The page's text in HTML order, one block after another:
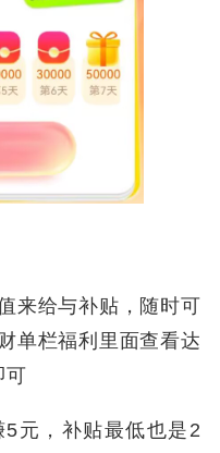
来给与补贴，随时可
单栏福利里面查看达
可
元，补贴最低也是2